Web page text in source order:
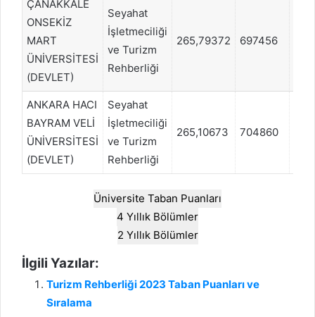
ÇANAKKALE
ONSEKİZ
MART
ÜNİVERSİTESİ
(DEVLET)
Seyahat
İşletmeciliği
ve Turizm
Rehberliği
265,79372 697456
ANKARA HACI
BAYRAM VELİ
ÜNİVERSİTESİ
(DEVLET)
Seyahat
İşletmeciliği
ve Turizm
Rehberliği
265,10673 704860
Üniversite Taban Puanları
4 Yıllık Bölümler
2 Yıllık Bölümler
İlgili Yazılar:
Turizm Rehberliği 2023 Taban Puanları ve
Sıralama